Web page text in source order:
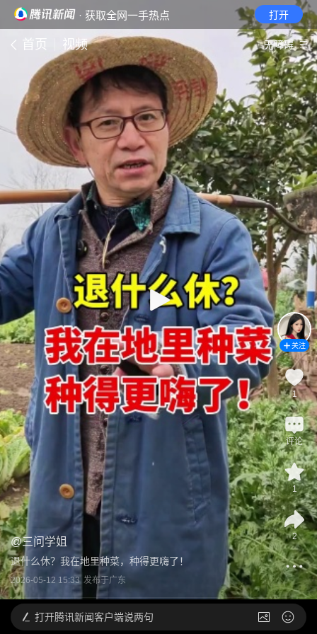
· 获取全网一手热点 打开
首页 视频 无障碍
@三问学姐
退什么休？我在地里种菜，种得更嗨了！
2026-05-12 15:33 发布于广东
关注
1
评论
1
2
打开腾讯新闻客户端说两句